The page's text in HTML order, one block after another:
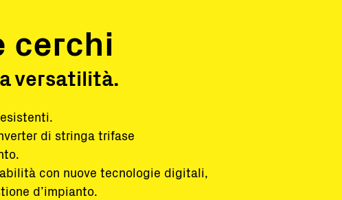
cerchi
versatilità.
di stringa trifase
con nuove tecnologie digitali,
d’impianto.